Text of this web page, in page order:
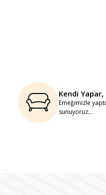
Kendi
Emeğimizle
sunuyoruz...